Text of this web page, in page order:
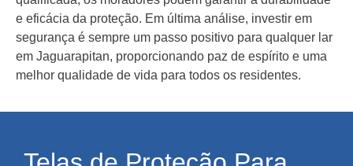
e eficácia da proteção. Em última análise, investir em
segurança é sempre um passo positivo para qualquer lar
em Jaguarapitan, proporcionando paz de espírito e uma
melhor qualidade de vida para todos os residentes.